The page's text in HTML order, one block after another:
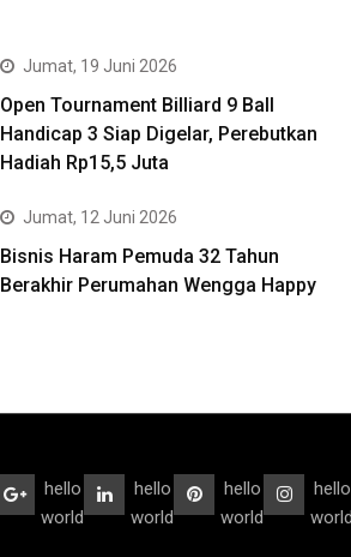
Jumat, 19 Juni 2026
Open Tournament Billiard 9 Ball
Handicap 3 Siap Digelar, Perebutkan
Hadiah Rp15,5 Juta
Jumat, 12 Juni 2026
Bisnis Haram Pemuda 32 Tahun
Berakhir Perumahan Wengga Happy
hello
world
hello
world
hello
world
hello